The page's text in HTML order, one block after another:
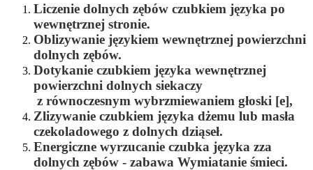
Liczenie dolnych zębów czubkiem języka po
wewnętrznej stronie.
Oblizywanie językiem wewnętrznej powierzchni
dolnych zębów.
Dotykanie czubkiem języka wewnętrznej
powierzchni dolnych siekaczy
z równoczesnym wybrzmiewaniem głoski [e],
Zlizywanie czubkiem języka dżemu lub masła
czekoladowego z dolnych dziąseł.
Energiczne wyrzucanie czubka języka zza
dolnych zębów - zabawa Wymiatanie śmieci.